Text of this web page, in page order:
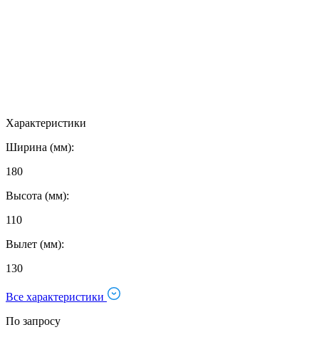
Характеристики
Ширина (мм):
180
Высота (мм):
110
Вылет (мм):
130
Все характеристики
По запросу